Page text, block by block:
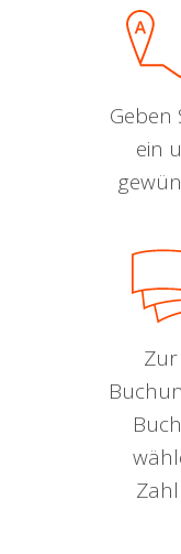
Geben
ein